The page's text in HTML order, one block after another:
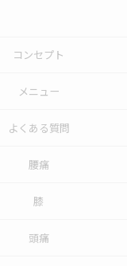
コンセプト
メニュー
よくある質問
腰痛
膝
頭痛